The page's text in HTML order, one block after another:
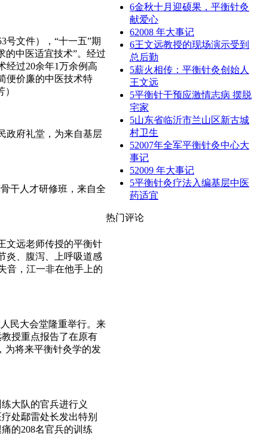
文件），“十一五”期
的中医适宜技术”。经过
经过20余年1万余例高
便价廉的中医技术特
政府礼堂，为来自基层
干人才研修班，来自全
文远老师传授的平衡针
炎、腹泻、上呼吸道感
音，江一非在他手上的
民大会堂隆重举行。来
授重点报告了在原有
为将来平衡针灸学的发
大队的官兵进行义
处鄢雷处长发出特别
的208名官兵的训练
6金秋十月迎硕果，平衡针灸
献爱心
62008 年大事记
6王文远教授的现场演示受到
总后勤
5薪火相传：平衡针灸创始人
王文远
5平衡针干预应激情志病 摆脱
宅家
5山东省临沂市兰山区新古城
村卫生
52007年全军平衡针灸中心大
事记
52009 年大事记
5平衡针灸疗法入编基层中医
药适宜
热门评论